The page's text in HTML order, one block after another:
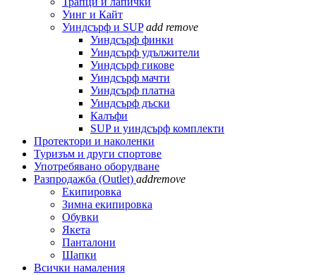
Уинг и Кайт
Уиндсърф и SUP add remove
Уиндсърф финки
Уиндсърф удължители
Уиндсърф гикове
Уиндсърф мачти
Уиндсърф платна
Уиндсърф дъски
Калъфи
SUP и уиндсърф комплекти
Протектори и наколенки
Туризъм и други спортове
Употребявано оборудване
Разпродажба (Outlet) addremove
Екипировка
Зимна екипировка
Обувки
Якета
Панталони
Шапки
Всички намаления